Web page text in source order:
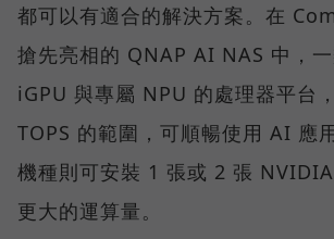
都可以有適合的解決方案。在
搶先亮相的 QNAP AI NAS 中，
iGPU 與專屬 NPU 的處理器平台
TOPS 的範圍，可順暢使用 AI 應
機種則可安裝 1 張或 2 張
更大的運算量。